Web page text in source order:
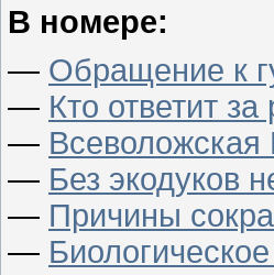
В номере:
— Обращение к
— Кто ответит
—
— Без экодуков
— Причины
—